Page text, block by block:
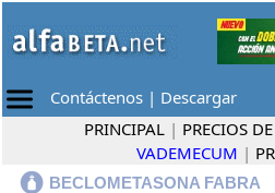
Contáctenos | Descargar
PRINCIPAL | PRECIOS
VADEMECUM |
BECLOMETASONA FABRA